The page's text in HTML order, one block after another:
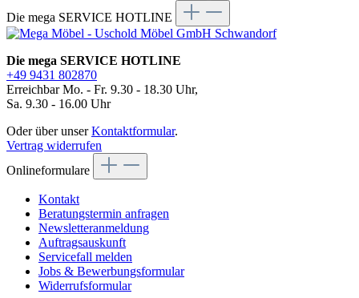
Die mega SERVICE HOTLINE
Die mega SERVICE HOTLINE
+49 9431 802870
Erreichbar Mo. - Fr. 9.30 - 18.30 Uhr,
Sa. 9.30 - 16.00 Uhr
Oder über unserKontaktformular.
Vertrag widerrufen
Onlineformulare
Kontakt
Beratungstermin anfragen
Newsletteranmeldung
Auftragsauskunft
Servicefall melden
Jobs & Bewerbungsformular
Widerrufsformular